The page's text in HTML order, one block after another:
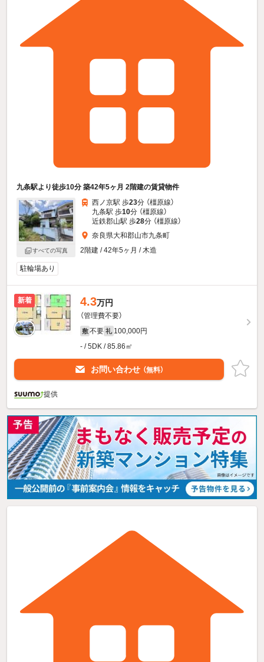
九条駅より徒歩10分 築42年5ヶ月 2階建の賃貸物件
すべての写真
西ノ京駅 歩23分 （橿原線）
九条駅 歩10分 （橿原線）
近鉄郡山駅 歩28分 （橿原線）
奈良県大和郡山市九条町
2階建 / 42年5ヶ月 / 木造
駐輪場あり
新着 4.3万円
（管理費不要）
敷 不要 礼 100,000円
- / 5DK / 85.86㎡
お問い合わせ （無料）
提供